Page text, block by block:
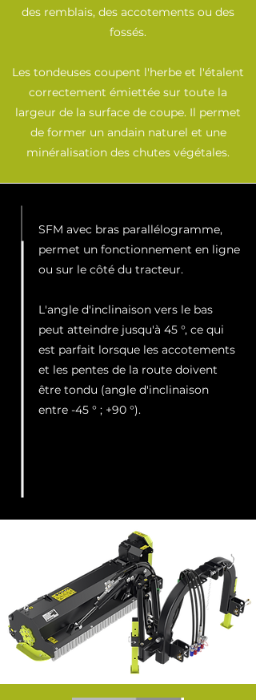
des remblais, des accotements ou des
fossés.
Les tondeuses coupent l'herbe et l'étalent
correctement émiettée sur toute la
largeur de la surface de coupe. Il permet
de former un andain naturel et une
minéralisation des chutes végétales.
SFM avec bras parallélogramme,
permet un fonctionnement en ligne
ou sur le côté du tracteur.
L'angle d'inclinaison vers le bas
peut atteindre jusqu'à 45 °, ce qui
est parfait lorsque les accotements
et les pentes de la route doivent
être tondu (angle d'inclinaison
entre -45 ° ; +90 °).